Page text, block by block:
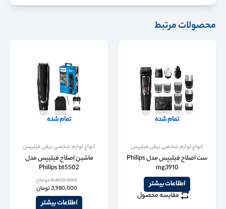
محصولات مرتبط
تمام شده
انواع لوازم شخصی برقی فیلیپس
ست اصلاح فیلیپس مدل Philips
mg3910
اطلاعات بیشتر
مقایسه محصول
تمام شده
انواع لوازم شخصی برقی فیلیپس
ماشین اصلاح فیلیپس مدل
Philips bt5502
4,400,000تومان
3,980,000تومان
اطلاعات بیشتر